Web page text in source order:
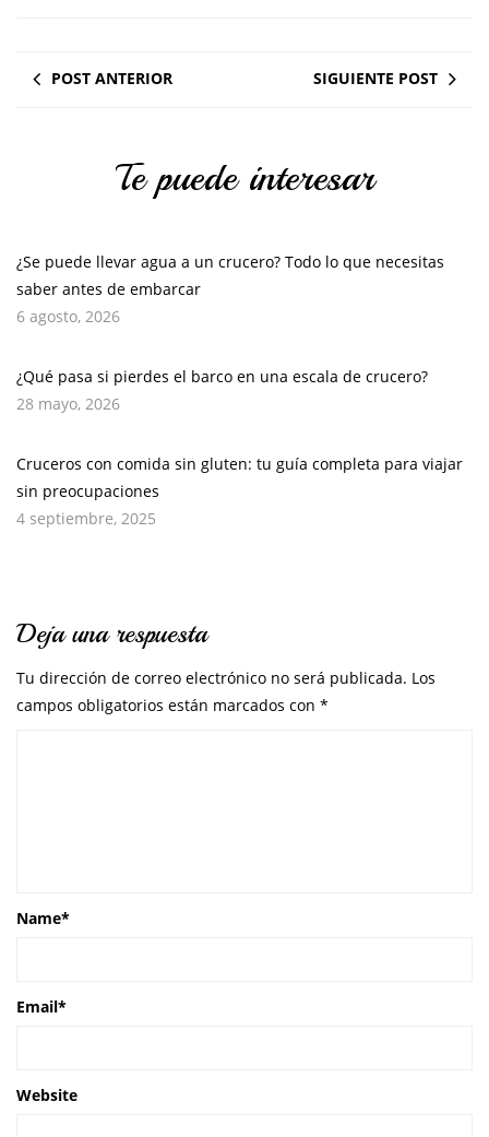
POST ANTERIOR SIGUIENTE POST
Te puede interesar
¿Se puede llevar agua a un crucero? Todo lo que necesitas
saber antes de embarcar
6 agosto, 2026
¿Qué pasa si pierdes el barco en una escala de crucero?
28 mayo, 2026
Cruceros con comida sin gluten: tu guía completa para viajar
sin preocupaciones
4 septiembre, 2025
Deja una respuesta
Tu dirección de correo electrónico no será publicada. Los
campos obligatorios están marcados con *
Name*
Email*
Website